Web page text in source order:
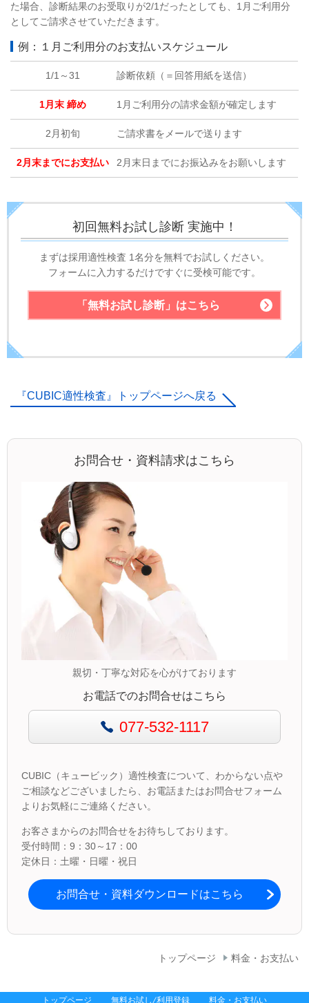
た場合、診断結果のお受取りが2/1だったとしても、1月ご利用分
としてご請求させていただきます。
例：１月ご利用分のお支払いスケジュール
1/1～31 診断依頼（＝回答用紙を送信）
1月末 締め 1月ご利用分の請求金額が確定します
2月初旬 ご請求書をメールで送ります
2月末までにお支払い 2月末日までにお振込みをお願いします
初回無料お試し診断 実施中！
まずは採用適性検査 1名分を無料でお試しください。
フォームに入力するだけですぐに受検可能です。
「無料お試し診断」 はこちら
『CUBIC適性検査』トップページへ戻る
お問合せ・資料請求はこちら
親切・丁寧な対応を心がけております
お電話でのお問合せはこちら
077-532-1117
CUBIC（キュービック）適性検査について、わからない点や
ご相談などございましたら、お電話またはお問合せフォーム
よりお気軽にご連絡ください。
お客さまからのお問合せをお待ちしております。
受付時間：9：30～17：00
定休日：土曜・日曜・祝日
お問合せ・資料ダウンロードはこちら
トップページ 料金・お支払い
トップページ 無料お試し/利用登録 料金・お支払い